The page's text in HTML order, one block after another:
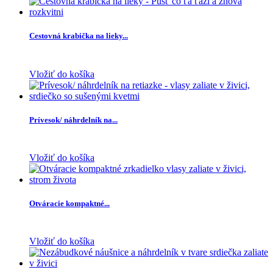
Cestovná krabička na lieky...
Vložiť do košíka
Prívesok/ náhrdelník na...
Vložiť do košíka
Otváracie kompaktné...
Vložiť do košíka